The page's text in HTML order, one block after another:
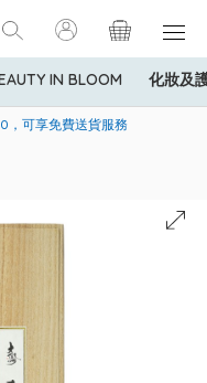
IN BLOOM 化妝及
：高達5%簽賬回贈！
，可享免費送貨服務
訂單金額少於HK$600(折